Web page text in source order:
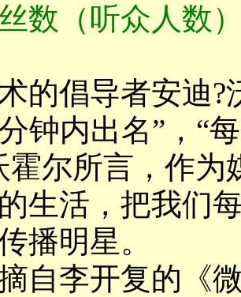
数（听众人数
的倡导者安迪?
钟内出名”，“
霍尔所言，作
生活，把我们
播明星。
李开复的《微